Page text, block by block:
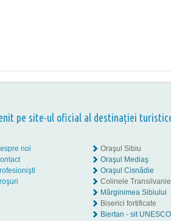
pe site-ul oficial al destinației
noi
Oraşul Sibiu
Oraşul Mediaş
Oraşul Cisnădie
Colinele
Mărginimea Sibiului
Biserici fortificate
Biertan - sit UNESCO